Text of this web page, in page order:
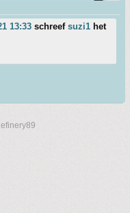
13:33 schreef suzi1 het